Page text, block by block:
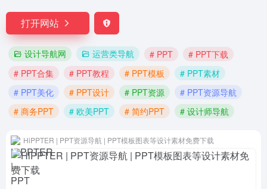
打开网站
设计导航网 运营类导航 # PPT
# PPT下载
# PPT合集
# PPT教程 # PPT模板
# PPT素材
# PPT美化
# PPT设计 # PPT资源
# PPT资源导航
# 商务PPT
# 欧美PPT # 简约PPT # 设计师导航
HiPPTER | PPT资源导航 | PPT模板图表等设计素材免费下载